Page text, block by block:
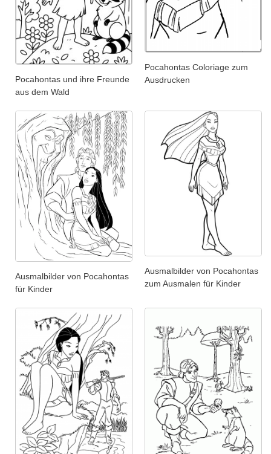
Pocahontas und ihre Freunde
aus dem Wald
Pocahontas Coloriage zum
Ausdrucken
Ausmalbilder von Pocahontas
für Kinder
Ausmalbilder von Pocahontas
zum Ausmalen für Kinder